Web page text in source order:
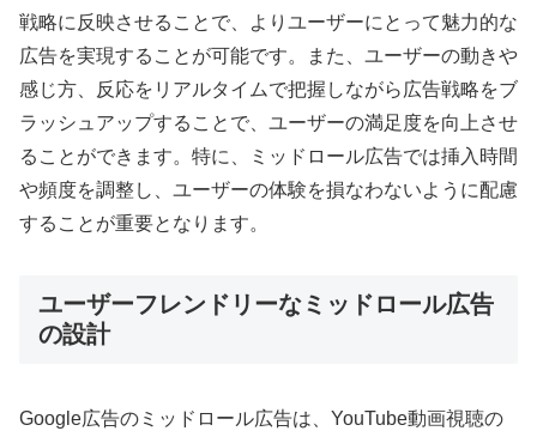
戦略に反映させることで、よりユーザーにとって魅力的な
広告を実現することが可能です。また、ユーザーの動きや
感じ方、反応をリアルタイムで把握しながら広告戦略をブ
ラッシュアップすることで、ユーザーの満足度を向上させ
ることができます。特に、ミッドロール広告では挿入時間
や頻度を調整し、ユーザーの体験を損なわないように配慮
することが重要となります。
ユーザーフレンドリーなミッドロール広告
の設計
Google広告のミッドロール広告は、YouTube動画視聴の